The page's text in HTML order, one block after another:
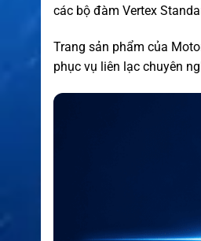
các bộ đàm Vertex
Trang sản phẩm của
phục vụ liên lạc chuyên